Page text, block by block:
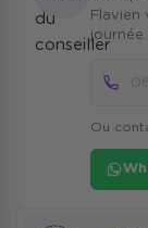
Flavien
journée.
Ou